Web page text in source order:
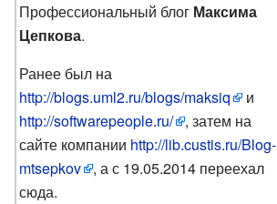
Профессиональный блог Максима
Цепкова.
Ранее был на
http://blogs.uml2.ru/blogs/maksiq
и
http://softwarepeople.ru/
, затем на
сайте компании http://lib.custis.ru/Blog-
mtsepkov
, а с 19.05.2014 переехал
сюда.